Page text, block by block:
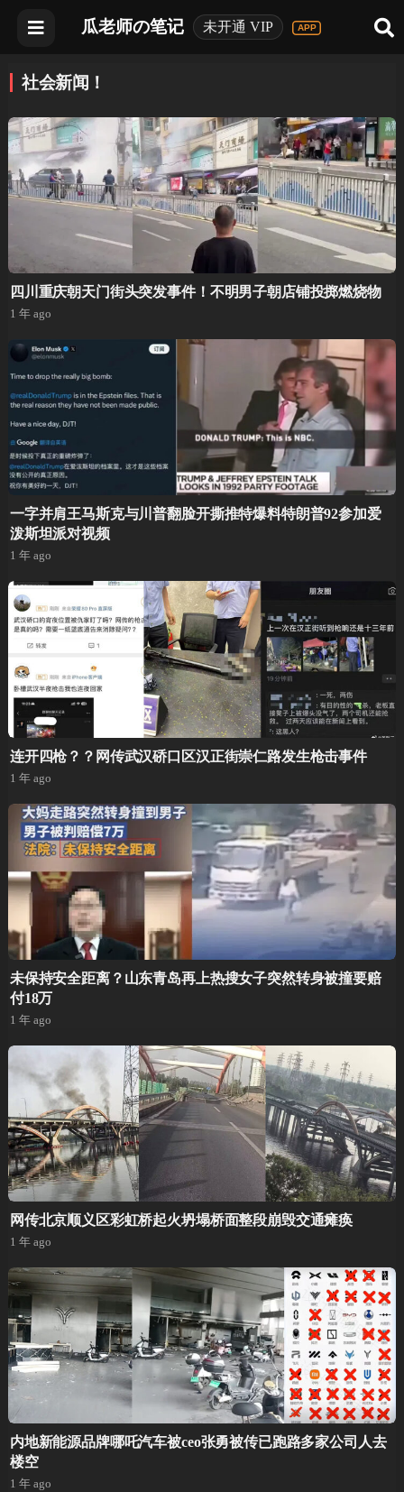
瓜老师の笔记 未开通 VIP
社会新闻！
四川重庆朝天门街头突发事件！不明男子朝店铺投掷燃烧物
1 年 ago
一字并肩王马斯克与川普翻脸开撕推特爆料特朗普92参加爱
泼斯坦派对视频
1 年 ago
连开四枪？？网传武汉硚口区汉正街崇仁路发生枪击事件
1 年 ago
未保持安全距离？山东青岛再上热搜女子突然转身被撞要赔
付18万
1 年 ago
网传北京顺义区彩虹桥起火坍塌桥面整段崩毁交通瘫痪
1 年 ago
内地新能源品牌哪吒汽车被ceo张勇被传已跑路多家公司人去
楼空
1 年 ago